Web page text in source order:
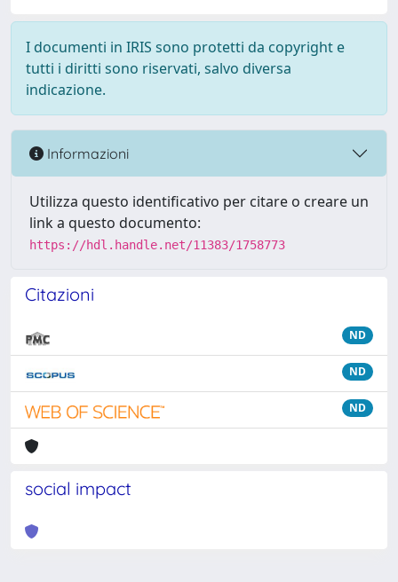
I documenti in IRIS sono protetti da copyright e
tutti i diritti sono riservati, salvo diversa
indicazione.
Informazioni
Utilizza questo identificativo per citare o creare un
link a questo documento:
https://hdl.handle.net/11383/1758773
Citazioni
ND
ND
ND
social impact